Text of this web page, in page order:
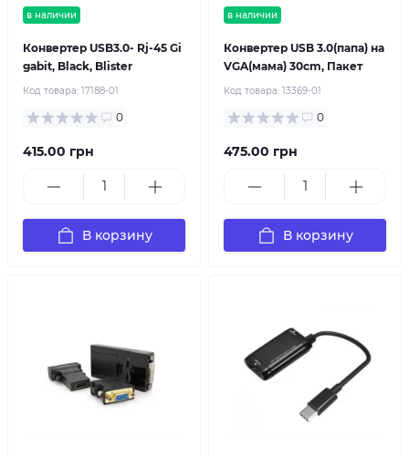
в наличии
Конвертер USB3.0- Rj-45 Gi
gabit, Black, Blister
Код товара: 17188-01
0
415.00 грн
В корзину
в наличии
Конвертер USB 3.0(папа) на
VGA(мама) 30cm, Пакет
Код товара: 13369-01
0
475.00 грн
В корзину